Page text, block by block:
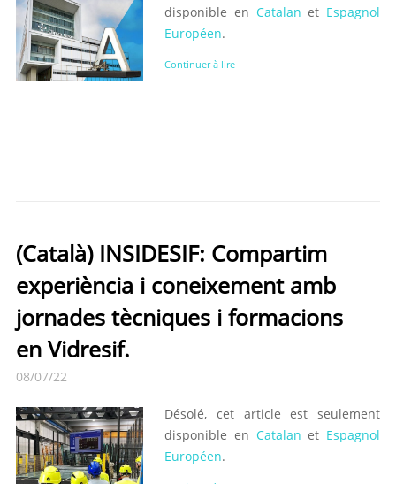
disponible en Catalan et Espagnol
Européen.
Continuer à lire
(Català) INSIDESIF: Compartim
experiència i coneixement amb
jornades tècniques i formacions
en Vidresif.
08/07/22
Désolé, cet article est seulement
disponible en Catalan et Espagnol
Européen.